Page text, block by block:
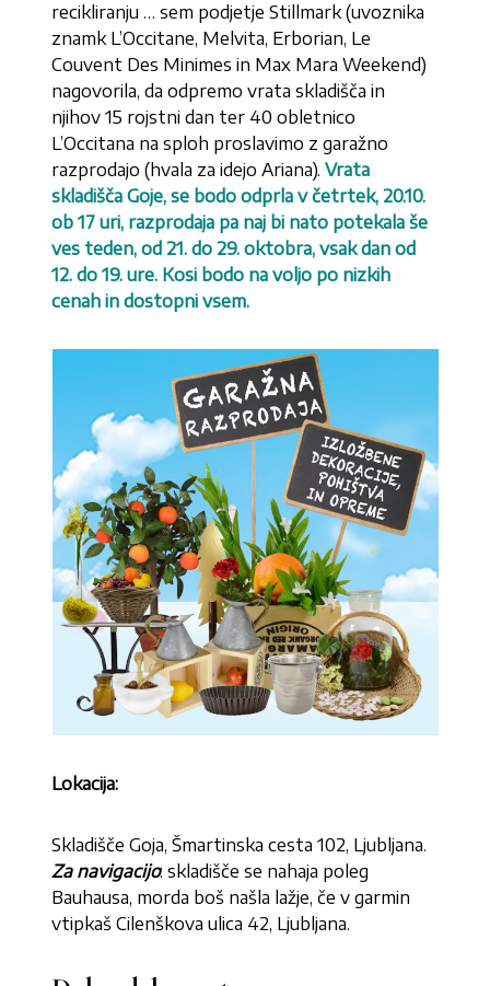
recikliranju … sem podjetje Stillmark (uvoznika
znamk L’Occitane, Melvita, Erborian, Le
Couvent Des Minimes in Max Mara Weekend)
nagovorila, da odpremo vrata skladišča in
njihov 15 rojstni dan ter 40 obletnico
L’Occitana na sploh proslavimo z garažno
razprodajo (hvala za idejo Ariana).Vrata
skladišča Goje, se bodo odprla v četrtek, 20.10.
ob 17 uri, razprodaja pa naj bi nato potekala še
ves teden, od 21. do 29. oktobra, vsak dan od
12. do 19. ure. Kosi bodo na voljo po nizkih
cenah in dostopni vsem.
Lokacija:
Skladišče Goja, Šmartinska cesta 102, Ljubljana.
Za navigacijo: skladišče se nahaja poleg
Bauhausa, morda boš našla lažje, če v garmin
vtipkaš Cilenškova ulica 42, Ljubljana.